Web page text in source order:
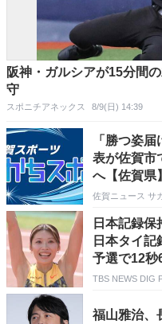
阪神・ガルシアが15分間
守
スポニチアネックス 8/9(日) 14:39
「勝つ姿
表が佐賀
へ【佐賀県】
佐賀ニュース サ
日本記録保
日本タイ
予選で12秒
北麓ワール
TBS NEWS DIG
福山雅治、